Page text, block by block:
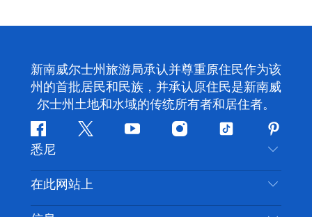
新南威尔士州旅游局承认并尊重原住民作为该
州的首批居民和民族，并承认原住民是新南威
尔士州土地和水域的传统所有者和居住者。
Facebook叽
喳
喳
YouTubeInstagram
抖
悉尼
联系我们
免责声明
在此网站上
目的地